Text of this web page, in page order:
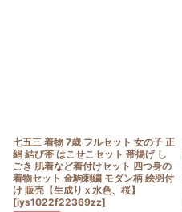
七五三 着物 7歳 フルセット 女の子 正
絹 結び帯 はこせこセット 帯揚げ し
ごき 肌着など着付けセット 四つ身の
着物セット 金駒刺繍 モダン柄 絵羽付
け 販売【生成りｘ水色、桜】
[iys1022f22369zz]